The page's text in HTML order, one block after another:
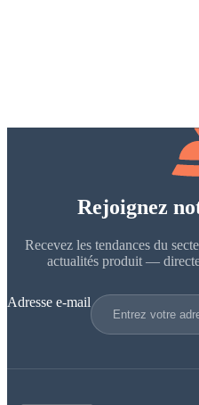
Rejoignez
Recevez les tendances du
actualités produit —
Adresse e-mail